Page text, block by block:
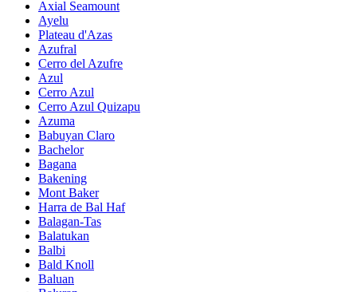
Axial Seamount
Ayelu
Plateau d'Azas
Azufral
Cerro del Azufre
Azul
Cerro Azul
Cerro Azul Quizapu
Azuma
Babuyan Claro
Bachelor
Bagana
Bakening
Mont Baker
Harra de Bal Haf
Balagan-Tas
Balatukan
Balbi
Bald Knoll
Baluan